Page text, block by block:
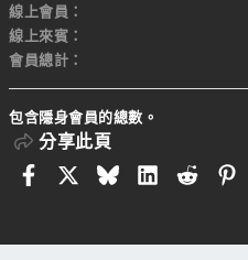
線上會員
線上來賓
會員總計
包含隱身會員的總數。
分享此頁
FacebookBlueskyLinkedIn
Reddit